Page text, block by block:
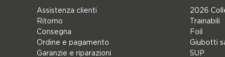
Assistenza clienti
Ritorno
Consegna
Ordine e pagamento
Garanzie e riparazioni
2026
Trainabili
Foil
Giubotti
SUP